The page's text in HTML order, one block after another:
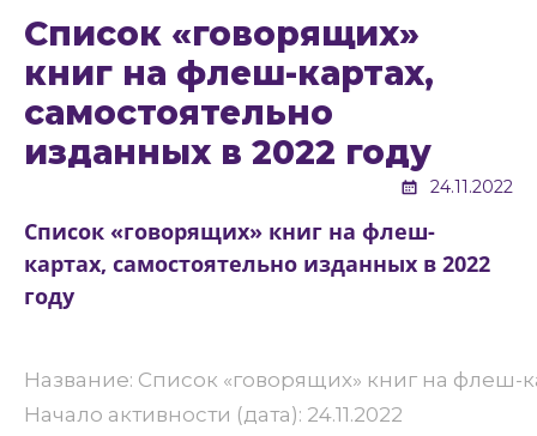
Список «говорящих»
книг на флеш-картах,
самостоятельно
изданных в 2022 году
24.11.2022
Список «говорящих» книг на флеш-
картах, самостоятельно изданных в 2022
году
Название: Список «говорящих» книг на флеш-
Начало активности (дата): 24.11.2022